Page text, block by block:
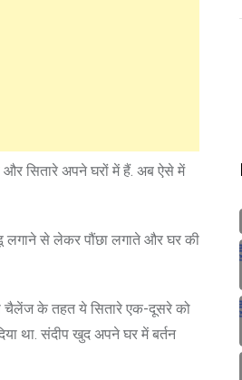
और सितारे अपने घरों में हैं. अब ऐसे में
लगाने से लेकर पौंछा लगाते और घर की
चैलेंज के तहत ये सितारे एक-दूसरे को
था. संदीप खुद अपने घर में बर्तन